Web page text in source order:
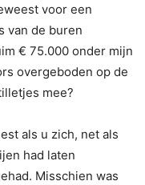
voor een
van de buren
€ 75.000 onder mijn
overgeboden op de
mee?
als u zich, net als
had laten
Misschien was